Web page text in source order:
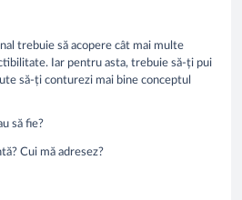
trebuie să acopere cât mai multe
Iar pentru asta, trebuie să-ți pui
să-ți conturezi mai bine conceptul
să fie?
Cui mă adresez?